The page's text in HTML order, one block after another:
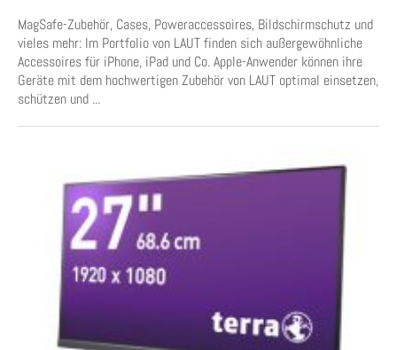
MagSafe-Zubehör, Cases, Poweraccessoires, Bildschirmschutz und
vieles mehr: Im Portfolio von LAUT finden sich außergewöhnliche
Accessoires für iPhone, iPad und Co. Apple-Anwender können ihre
Geräte mit dem hochwertigen Zubehör von LAUT optimal einsetzen,
schützen und ...